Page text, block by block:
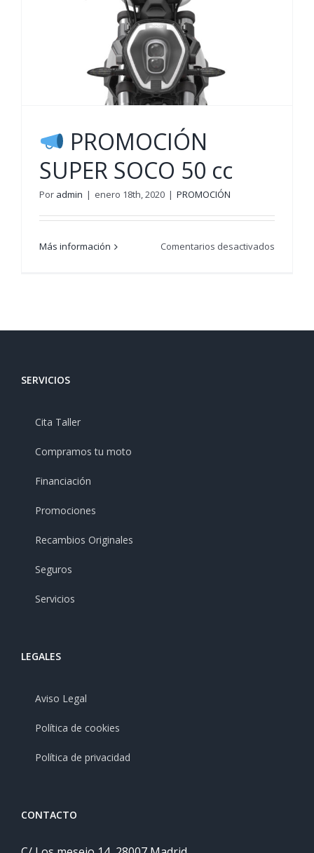
PROMOCIÓN
SUPER SOCO 50 cc
Por admin | enero 18th, 2020 | PROMOCIÓN
Más información Comentarios desactivados
SERVICIOS
Cita Taller
Compramos tu moto
Financiación
Promociones
Recambios Originales
Seguros
Servicios
LEGALES
Aviso Legal
Política de cookies
Política de privacidad
CONTACTO